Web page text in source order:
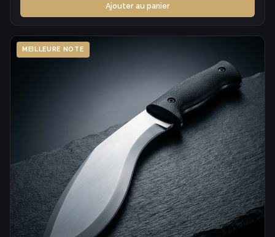
Ajouter au panier
MEILLEURE NOTE